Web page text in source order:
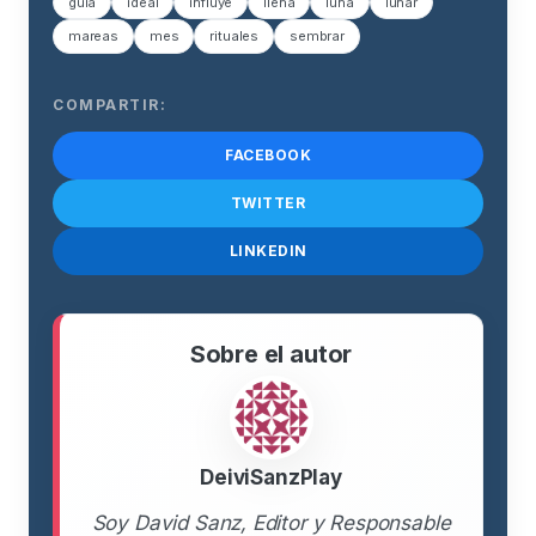
mareas mes rituales sembrar
COMPARTIR:
FACEBOOK
TWITTER
LINKEDIN
Sobre el autor
DeiviSanzPlay
Soy David Sanz, Editor y Responsable